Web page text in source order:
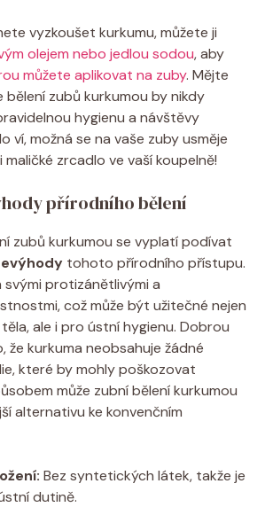
vyzkoušet kurkumu, můžete ji
olejem nebo jedlou sodou, aby
můžete aplikovat na zuby. Mějte
bělení zubů kurkumou by nikdy
hygienu a návštěvy
ví, možná se na vaše zuby usměje
zrcadlo ve vaší koupelně!
přírodního bělení
zubů kurkumou se vyplatí podívat
tohoto přírodního přístupu.
svými protizánětlivými a
což může být užitečné nejen
ale i pro ústní hygienu. Dobrou
že kurkuma neobsahuje žádné
které by mohly poškozovat
může zubní bělení kurkumou
alternativu ke konvenčním
Bez syntetických látek, takže je
dutině.